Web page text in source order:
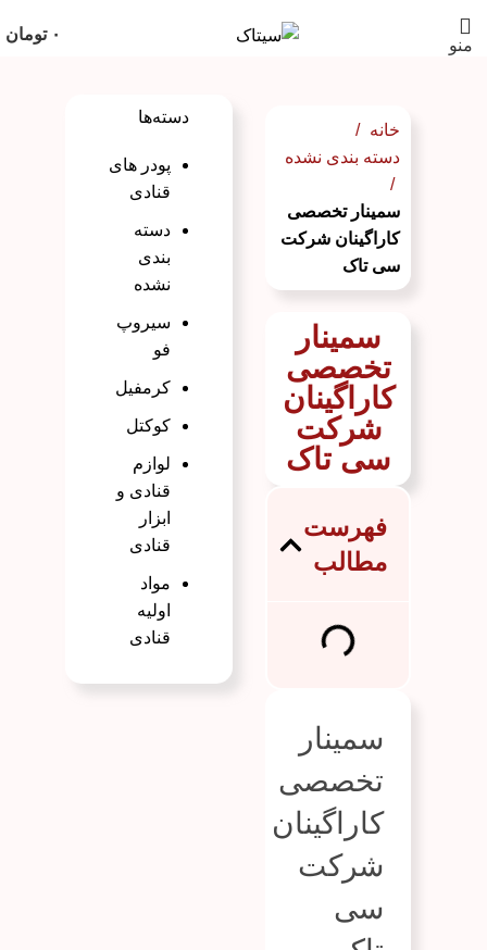
منو
۰ تومان
دسته‌ها
پودر های
قنادی
دسته
بندی
نشده
سیروپ
فو
کرمفیل
کوکتل
لوازم
قنادی و
ابزار
قنادی
مواد
اولیه
قنادی
خانه
دسته بندی نشده
سمینار تخصصی
کاراگینان شرکت
سی تاک
سمینار
تخصصی
کاراگینان
شرکت
سی تاک
فهرست
مطالب
سمینار
تخصصی
کاراگینان
شرکت
سی